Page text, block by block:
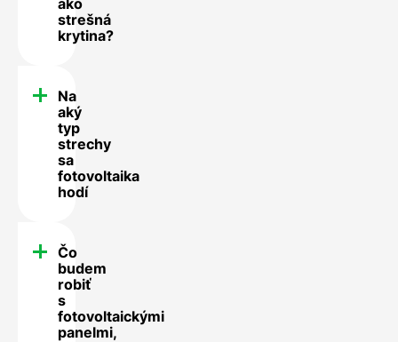
strešná
krytina?
Na
aký
typ
strechy
sa
fotovoltaika
hodí
Čo
budem
robiť
s
fotovoltaickými
panelmi,